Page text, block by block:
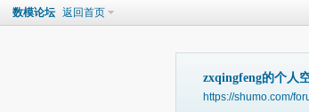
数模论坛 返回首页
zxqingfeng的个人
https://shumo.com/